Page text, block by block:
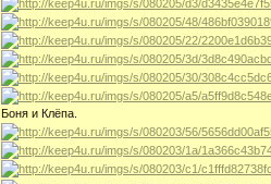
Боня и Клёпа.